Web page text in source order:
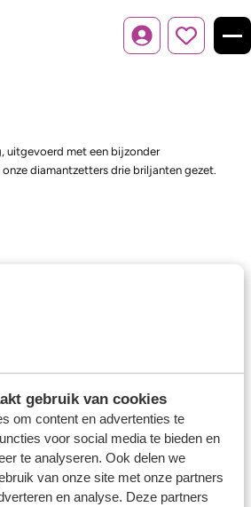
gebruik van cookies
om content en advertenties te
voor social media te bieden en
te analyseren. Ook delen we
van onze site met onze partners
en analyse. Deze partners
Inloggen
uitgevoerd met een bijzonder
diamantzetters drie briljanten gezet.